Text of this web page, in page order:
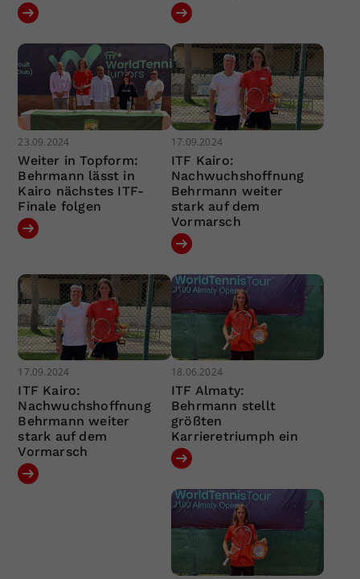
23.09.2024
Weiter in Topform:
Behrmann lässt in
Kairo nächstes ITF-
Finale folgen
17.09.2024
ITF Kairo:
Nachwuchshoffnung
Behrmann weiter
stark auf dem
Vormarsch
17.09.2024
ITF Kairo:
Nachwuchshoffnung
Behrmann weiter
stark auf dem
Vormarsch
18.06.2024
ITF Almaty:
Behrmann stellt
größten
Karrieretriumph ein